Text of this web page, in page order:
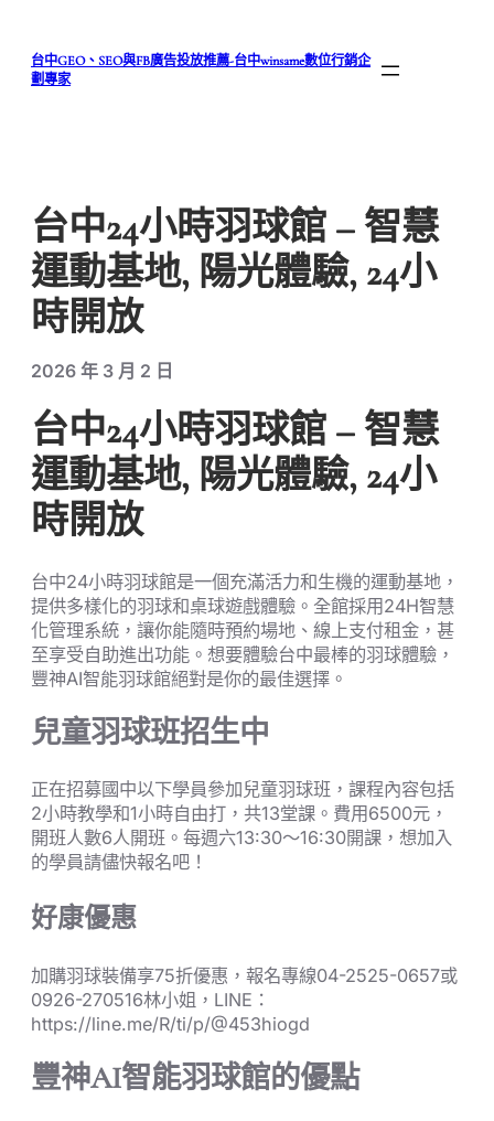
台中GEO、SEO與FB廣告投放推薦-台中winsame數位行銷企
劃專家
台中24小時羽球館 – 智慧
運動基地, 陽光體驗, 24小
時開放
2026 年 3 月 2 日
台中24小時羽球館 – 智慧
運動基地, 陽光體驗, 24小
時開放
台中24小時羽球館是一個充滿活力和生機的運動基地，
提供多樣化的羽球和桌球遊戲體驗。全館採用24H智慧
化管理系統，讓你能隨時預約場地、線上支付租金，甚
至享受自助進出功能。想要體驗台中最棒的羽球體驗，
豐神AI智能羽球館絕對是你的最佳選擇。
兒童羽球班招生中
正在招募國中以下學員參加兒童羽球班，課程內容包括
2小時教學和1小時自由打，共13堂課。費用6500元，
開班人數6人開班。每週六13:30～16:30開課，想加入
的學員請儘快報名吧！
好康優惠
加購羽球裝備享75折優惠，報名專線04-2525-0657或
0926-270516林小姐，LINE：
https://line.me/R/ti/p/@453hiogd
豐神AI智能羽球館的優點